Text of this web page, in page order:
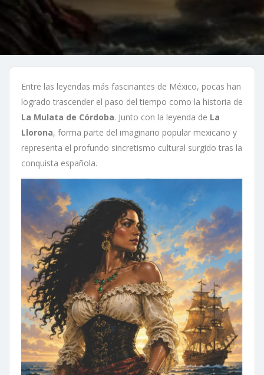
Entre las leyendas más fascinantes de México, pocas han
logrado trascender el paso del tiempo como la historia de
La Mulata de Córdoba. Junto con la leyenda de La
Llorona, forma parte del imaginario popular mexicano y
representa el profundo sincretismo cultural surgido tras la
conquista española.